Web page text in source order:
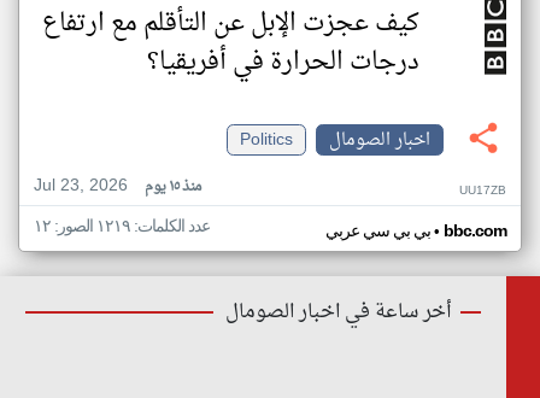
كيف عجزت الإبل عن التأقلم مع ارتفاع
درجات الحرارة في أفريقيا؟
اخبار الصومال
Politics
Jul 23, 2026
منذ ١٥ يوم UU17ZB
بي بي سي عربي• bbc.com عدد الكلمات: ١٢١٩ الصور: ١٢
أخر ساعة في اخبار الصومال